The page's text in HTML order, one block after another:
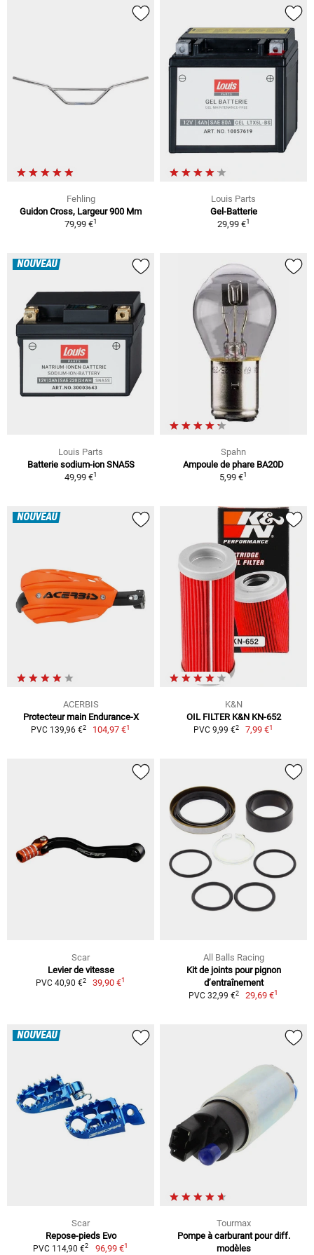
Fehling
Guidon Cross, Largeur 900 Mm
79,99 €1
Louis Parts
Gel-Batterie
29,99 €1
NOUVEAU
Louis Parts
Batterie sodium-ion SNA5S
49,99 €1
Spahn
Ampoule de phare BA20D
5,99 €1
NOUVEAU
ACERBIS
Protecteur main Endurance-X
PVC 139,96 €2 104,97 €1
K&N
OIL FILTER K&N KN-652
PVC 9,99 €2 7,99 €1
Scar
Levier de vitesse
PVC 40,90 €2 39,90 €1
All Balls Racing
Kit de joints pour pignon
d’entraînement
PVC 32,99 €2 29,69 €1
NOUVEAU
Scar
Repose-pieds Evo
PVC 114,90 €2 96,99 €1
Tourmax
Pompe à carburant pour diff.
modèles